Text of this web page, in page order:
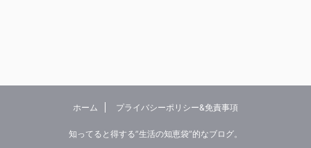
ホーム プライバシーポリシー&免責事項
知ってると得する”生活の知恵袋”的なブログ。